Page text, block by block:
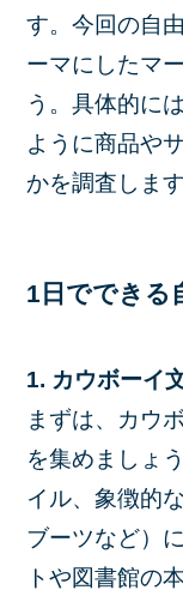
す。今回の自
ーマにしたマ
う。具体的に
ように商品や
かを調査します
1日でできる
1. カウボーイ
まずは、カウ
を集めましょ
イル、象徴的
ブーツなど）
トや図書館の